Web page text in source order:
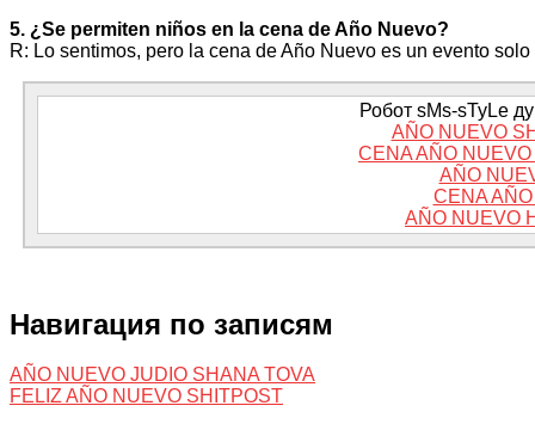
5. ¿Se permiten niños en la cena de Año Nuevo?
R: Lo sentimos, pero la cena de Año Nuevo es un evento
Робот sMs-sTyLe
AÑO NUEVO
CENA AÑO
AÑO
CENA
AÑO NUEVO
Навигация по записям
AÑO NUEVO JUDIO SHANA TOVA
FELIZ AÑO NUEVO SHITPOST